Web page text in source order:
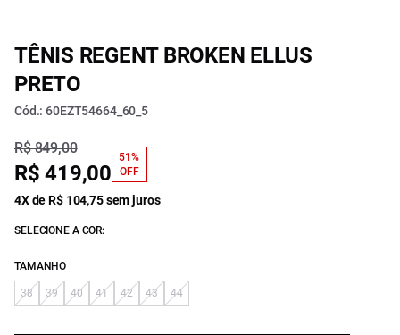
TÊNIS REGENT BROKEN ELLUS
PRETO
Cód.: 60EZT54664_60_5
R$ 849,00
R$ 419,00
51%
OFF
4X de R$ 104,75 sem juros
SELECIONE A COR:
TAMANHO
38 39 40 41 42 43 44